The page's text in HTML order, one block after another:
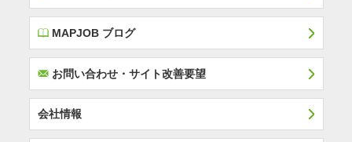
EMAPJOB ブログ
Fお問い合わせ・サイト改善要望
会社情報